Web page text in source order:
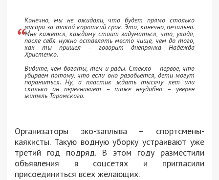
Конечно, мы не ожидали, что будет прямо столько
мусора за такой короткий срок. Это, конечно, печально.
Мне кажется, каждому стоит задуматься, что, уходя,
после себя нужно оставлять место чище, чем до того,
как ты пришел – говорит днепрянка Надежда
Христенко.
Видите, чем богаты, тем и рады. Стекло – первое, что
убираем потому, что если оно разобьется, дети могут
пораниться. Ну, а пластик ждать тысячу лет или
сколько он перегнивает – тоже неудобно – уверен
житель Таромского.
Организаторы эко-заплыва – спортсмены-
каякисты. Такую водную уборку устраивают уже
третий год подряд. В этом году разместили
объявления в соцсетях и пригласили
присоединиться всех желающих.